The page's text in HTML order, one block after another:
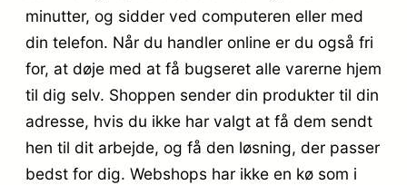
minutter, og sidder ved computeren eller med
din telefon. Når du handler online er du også fri
for, at døje med at få bugseret alle varerne hjem
til dig selv. Shoppen sender din produkter til din
adresse, hvis du ikke har valgt at få dem sendt
hen til dit arbejde, og få den løsning, der passer
bedst for dig. Webshops har ikke en kø som i